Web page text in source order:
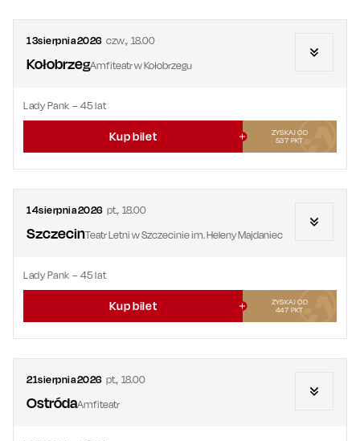
13sierpnia2026 czw., 18.00
KołobrzegAmfiteatr w Kołobrzegu
Lady Pank – 45 lat
Kup bilet
ZYSKAJ OD
537 PKT
14sierpnia2026 pt., 18.00
SzczecinTeatr Letni w Szczecinie im. Heleny Majdaniec
Lady Pank – 45 lat
Kup bilet
ZYSKAJ OD
447 PKT
21sierpnia2026 pt., 18.00
OstródaAmfiteatr